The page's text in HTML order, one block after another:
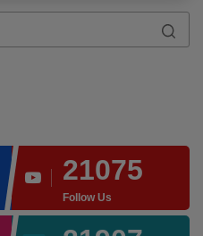
21075
Follow Us